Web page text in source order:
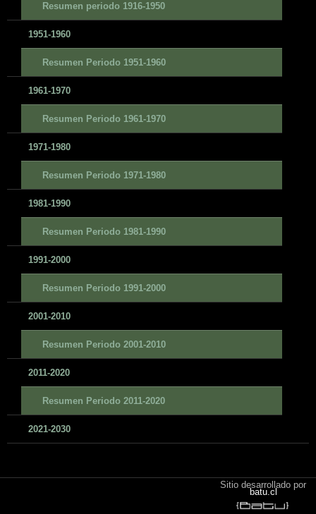
Resumen periodo 1916-1950
1951-1960
Resumen Periodo 1951-1960
1961-1970
Resumen Periodo 1961-1970
1971-1980
Resumen Periodo 1971-1980
1981-1990
Resumen Periodo 1981-1990
1991-2000
Resumen Periodo 1991-2000
2001-2010
Resumen Periodo 2001-2010
2011-2020
Resumen Periodo 2011-2020
2021-2030
Sitio desarrollado por
batu.cl